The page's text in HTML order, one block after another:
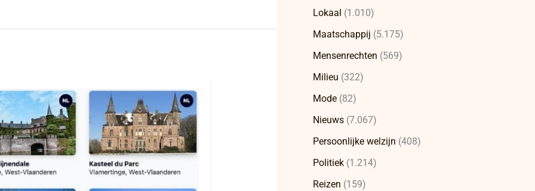
Lokaal (1.010)
Maatschappij (5.175)
Mensenrechten (569)
Milieu (322)
Mode (82)
Nieuws (7.067)
Persoonlijke welzijn (408)
Politiek (1.214)
Reizen (159)